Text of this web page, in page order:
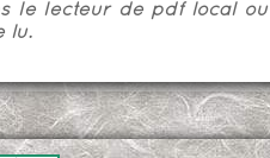
le lecteur de pdf local
lu.